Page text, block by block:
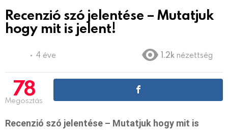
Recenzió szó jelentése – Mutatjuk
hogy mit is jelent!
4 éve 1.2k nézettség
78
Megosztás
Recenzió szó jelentése – Mutatjuk hogy mit is